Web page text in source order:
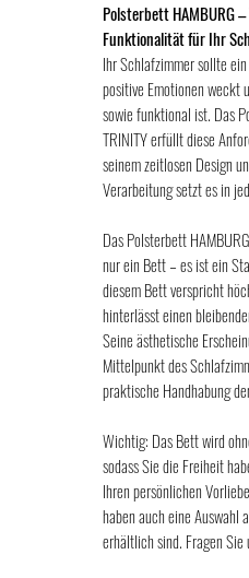
Polsterbett HAMBURG
Funktionalität für Ihr
Ihr Schlafzimmer sollte
positive Emotionen weckt
sowie funktional ist. Das
TRINITY erfüllt diese
seinem zeitlosen Design
Verarbeitung setzt es in
Das Polsterbett
nur ein Bett – es ist ein
diesem Bett verspricht
hinterlässt einen
Seine ästhetische
Mittelpunkt des
praktische Handhabung
Wichtig: Das Bett wird
sodass Sie die Freiheit
Ihren persönlichen
haben auch eine Auswahl
erhältlich sind. Fragen Sie